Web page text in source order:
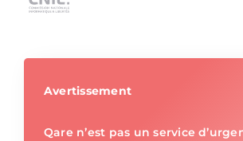
Avertissement
Qare n’est pas un service